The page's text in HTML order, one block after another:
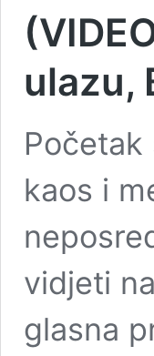
ulazu,
kaos i
vidjeti
glasna